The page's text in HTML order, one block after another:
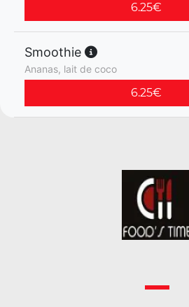
6.25€
Smoothie
Ananas, lait de coco
6.25€